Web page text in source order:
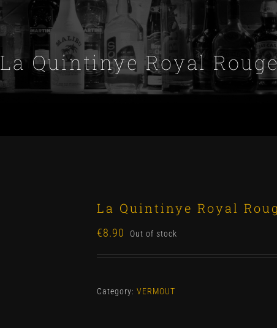
La Quintinye Royal
La Quintinye Royal
€8.90 Out of stock
Category: VERMOUT